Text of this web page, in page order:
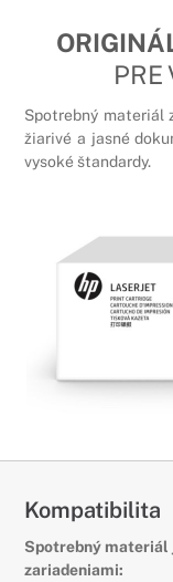
PRE
Spotrebný materiál
žiarivé a jasné
vysoké štandardy.
Kompatibilita
Spotrebný materiál
zariadeniami: